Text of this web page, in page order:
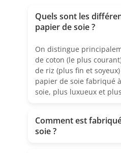
Quels sont les
papier de soie ?
On distingue
de coton (le plus
de riz (plus fin et
papier de soie fabriqué
soie, plus luxueux et
Comment est
soie ?